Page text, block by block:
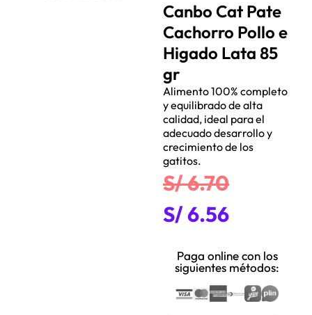
Canbo Cat Pate
Cachorro Pollo e
Higado Lata 85
gr
Alimento 100% completo
y equilibrado de alta
calidad, ideal para el
adecuado desarrollo y
crecimiento de los
gatitos.
S/6.70
S/6.56
Paga online con los
siguientes métodos: